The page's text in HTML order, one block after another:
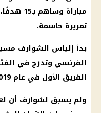
تمريرة حاسمة.
بدأ إلياس الشوارف
الفرنسي وتدرج في
الفريق الأول في عام 2019.
ولم يسبق لشوارف أن